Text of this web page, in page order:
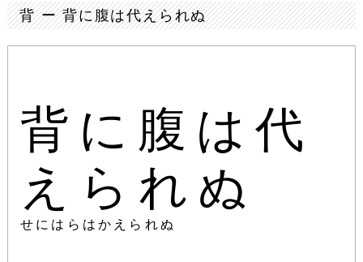
背 ー 背に腹は代えられぬ
背に腹は代
えられぬ
せにはらはかえられぬ